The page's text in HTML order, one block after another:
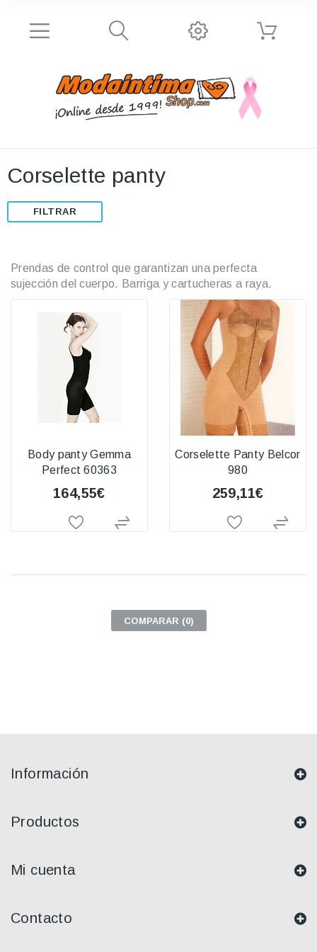
Corselette panty
Prendas de control que garantizan una perfecta
sujección del cuerpo. Barriga y cartucheras a raya.
Body panty Gemma
Perfect 60363
164,55€
Corselette Panty Belcor
980
259,11€
COMPARAR (0)
FILTRAR
Información
Productos
Mi cuenta
Contacto